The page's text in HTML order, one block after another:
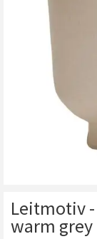
Leitmotiv -
warm grey